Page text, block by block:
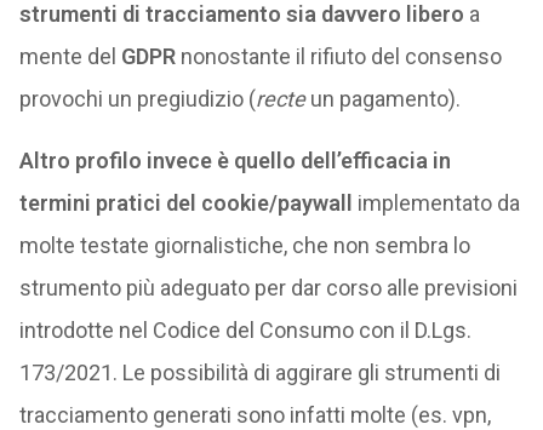
strumenti di tracciamento sia davvero libero a
mente del GDPRnonostante il rifiuto del consenso
provochi un pregiudizio (recteun pagamento).
Altro profilo invece è quello dell’efficacia in
termini pratici del cookie/paywall
implementato da
molte testate giornalistiche, che non sembra lo
strumento più adeguato per dar corso alle previsioni
introdotte nel Codice del Consumo con il D.Lgs.
173/2021. Le possibilità di aggirare gli strumenti di
tracciamento generati sono infatti molte (es. vpn,